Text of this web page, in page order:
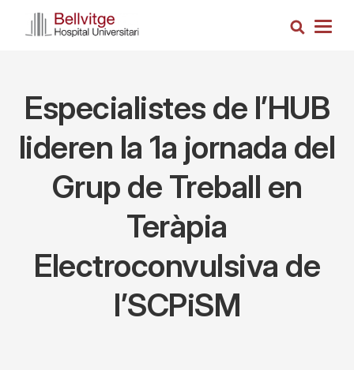
Cerca
Especialistes de l’HUB
lideren la 1a jornada del
Grup de Treball en
Teràpia
Electroconvulsiva de
l’SCPiSM